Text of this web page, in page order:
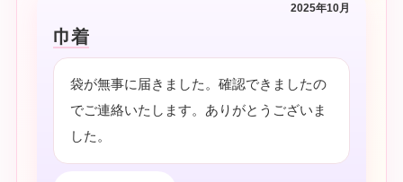
2025年10月
巾着
袋が無事に届きました。確認できましたの
でご連絡いたします。ありがとうございま
した。